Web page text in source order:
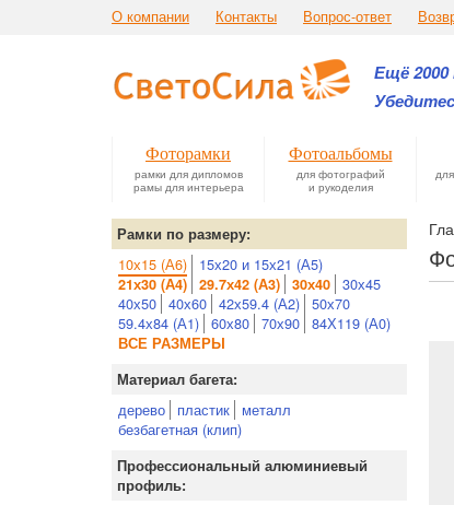
О компании Контакты Вопрос-ответ
Ещё 2000
Фоторамки
рамки для дипломов
рамы для интерьера
Фотоальбомы
для фотографий
и рукоделия
Рамки по размеру:
10х15 (А6) 15х20 и 15х21 (А5)
21х30 (А4) 29.7х42 (А3) 30х40
30х45
40х50 40х60 42х59.4 (А2) 50х70
59.4х84 (А1) 60х80 70х90 84Х119 (А0)
ВСЕ РАЗМЕРЫ
Материал багета:
дерево пластик
металл
безбагетная (клип)
Профессиональный алюминиевый
профиль: